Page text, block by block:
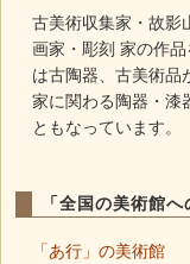
古美術収集家・故影
画家・彫刻 家の作
は古陶器、古美術品
家に関わる陶器・漆
ともなっています。
「全国の美術館
「あ行」の美術館